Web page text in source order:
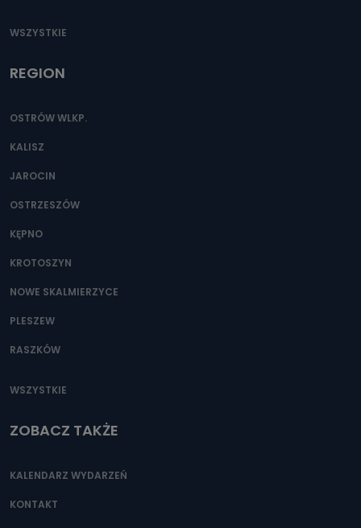
WSZYSTKIE
REGION
OSTRÓW WLKP.
KALISZ
JAROCIN
OSTRZESZÓW
KĘPNO
KROTOSZYN
NOWE SKALMIERZYCE
PLESZEW
RASZKÓW
WSZYSTKIE
ZOBACZ TAKŻE
KALENDARZ WYDARZEŃ
KONTAKT